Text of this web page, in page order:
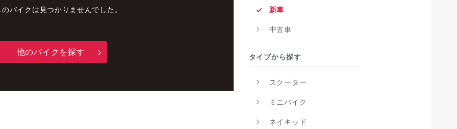
バイクは見つかりませんでした。
他のバイクを探す
新車
中古車
タイプから探す
スクーター
ミニバイク
ネイキッド